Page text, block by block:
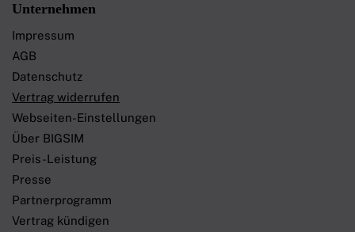
Unternehmen
Impressum
AGB
Datenschutz
Vertrag widerrufen
Webseiten-Einstellungen
Über BIGSIM
Preis-Leistung
Presse
Partnerprogramm
Vertrag kündigen